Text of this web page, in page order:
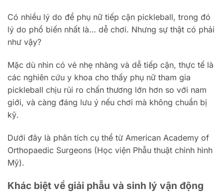
Có nhiều lý do để phụ nữ tiếp cận pickleball, trong đó
lý do phổ biến nhất là… dễ chơi. Nhưng sự thật có phải
như vậy?
Mặc dù nhìn có vẻ nhẹ nhàng và dễ tiếp cận, thực tế là
các nghiên cứu y khoa cho thấy phụ nữ tham gia
pickleball chịu rủi ro chấn thương lớn hơn so với nam
giới, và càng đáng lưu ý nếu chơi mà không chuẩn bị
kỹ.
Dưới đây là phân tích cụ thể từ American Academy of
Orthopaedic Surgeons (Học viện Phẫu thuật chỉnh hình
Mỹ).
Khác biệt về giải phẫu và sinh lý vận động